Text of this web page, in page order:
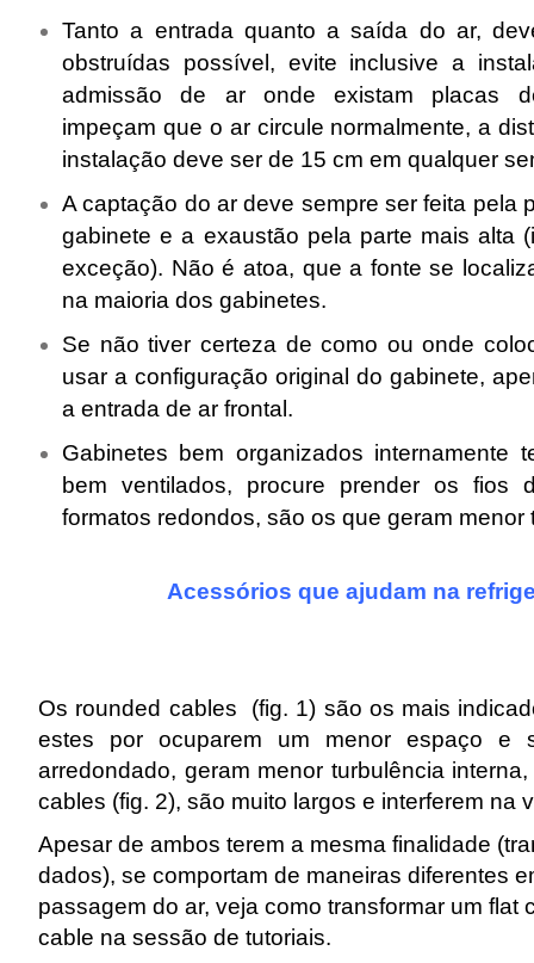
Tanto a entrada quanto a saída do ar,
obstruídas possível, evite inclusive a
admissão de ar onde existam placas
impeçam que o ar circule normalmente, a
instalação deve ser de 15 cm em qualquer
A captação do ar deve sempre ser feita pela
gabinete e a exaustão pela parte mais alta
exceção). Não é atoa, que a fonte se
na maioria dos gabinetes.
Se não tiver certeza de como ou onde
usar a configuração original do gabinete,
a entrada de ar frontal.
Gabinetes bem organizados internamente
bem ventilados, procure prender os fios
formatos redondos, são os que geram menor
Acessórios que ajudam na
Os rounded cables (fig. 1) são os mais
estes por ocuparem um menor espaço e
arredondado, geram menor turbulência
cables (fig. 2), são muito largos e interferem na
Apesar de ambos terem a mesma finalidade
dados), se comportam de maneiras diferentes
passagem do ar, veja como transformar um flat
cable na sessão de tutoriais.